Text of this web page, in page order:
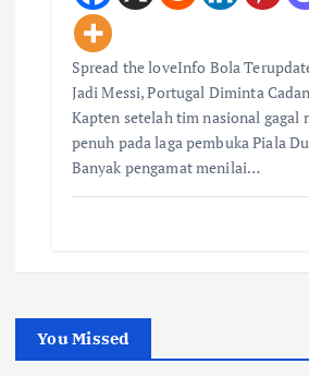
Spread the loveInfo Bola
Jadi Messi, Portugal Diminta
Kapten setelah tim nasional gagal
penuh pada laga pembuka Piala
Banyak pengamat menilai…
You Missed